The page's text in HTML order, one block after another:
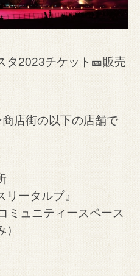
タ2023チケット🎫販売
店街の以下の店舗で
リータルブ』
ミュニティースペース
）